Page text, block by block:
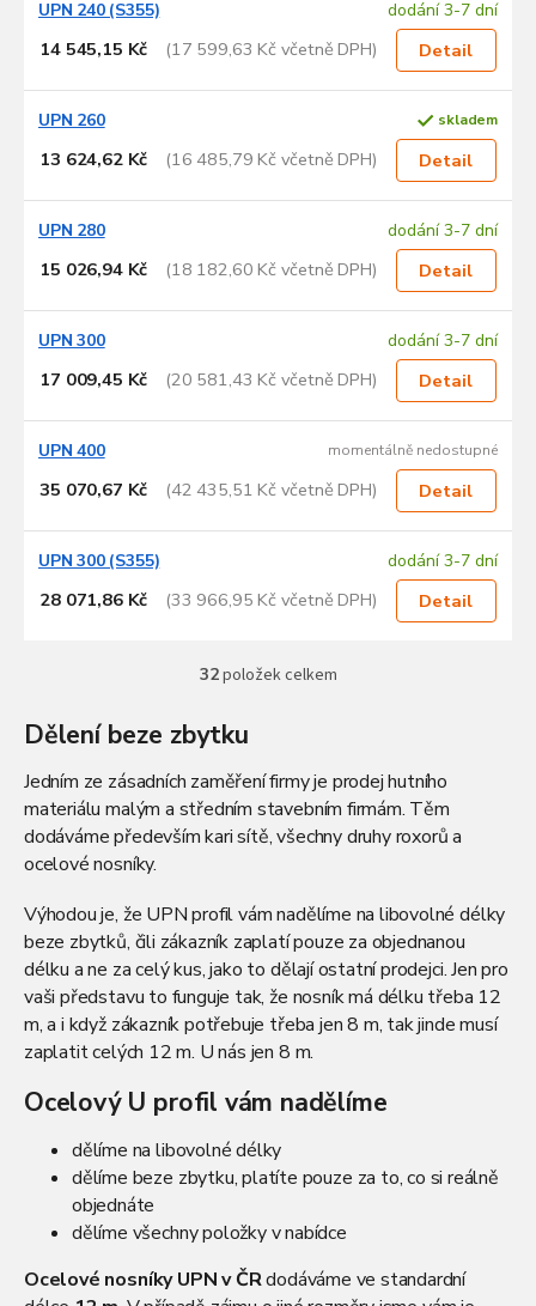
UPN 240 (S355) dodání 3-7 dní
14 545,15 Kč (17 599,63 Kč včetně DPH) Detail
UPN 260 skladem
13 624,62 Kč (16 485,79 Kč včetně DPH) Detail
UPN 280 dodání 3-7 dní
15 026,94 Kč (18 182,60 Kč včetně DPH) Detail
UPN 300 dodání 3-7 dní
17 009,45 Kč (20 581,43 Kč včetně DPH) Detail
UPN 400 momentálně nedostupné
35 070,67 Kč (42 435,51 Kč včetně DPH) Detail
UPN 300 (S355) dodání 3-7 dní
28 071,86 Kč (33 966,95 Kč včetně DPH) Detail
O
d
a
c
í
v
k
y
v
ý
p
i
u
32položek celkem
Dělení beze zbytku
Jedním ze zásadních zaměření firmy je prodej hutního
materiálu malým a středním stavebním firmám. Těm
dodáváme především kari sítě, všechny druhy roxorů a
ocelové nosníky.
Výhodou je, že UPN profil vám nadělíme na libovolné délky
beze zbytků, čili zákazník zaplatí pouze za objednanou
délku a ne za celý kus, jako to dělají ostatní prodejci. Jen pro
vaši představu to funguje tak, že nosník má délku třeba 12
m, a i když zákazník potřebuje třeba jen 8 m, tak jinde musí
zaplatit celých 12 m. U nás jen 8 m.
Ocelový U profil vám nadělíme
dělíme na libovolné délky
dělíme beze zbytku, platíte pouze za to, co si reálně
objednáte
dělíme všechny položky v nabídce
Ocelové nosníky UPN v ČRdodáváme ve standardní